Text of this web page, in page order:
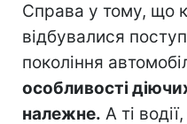
Справа у тому, що
відбувалися
покоління
особливості
належне. А ті